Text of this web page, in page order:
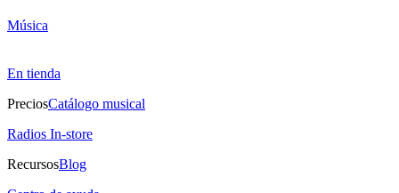
Música
En tienda
PreciosCatálogo musical
Radios In-store
RecursosBlog